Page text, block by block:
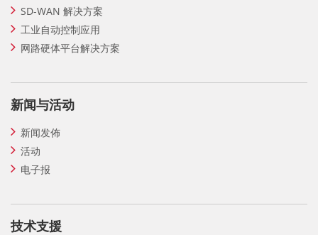
SD-WAN 解决方案
工业自动控制应用
网路硬体平台解决方案
新闻与活动
新闻发佈
活动
电子报
技术支援